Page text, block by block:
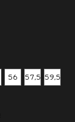
56 57,5 59,5